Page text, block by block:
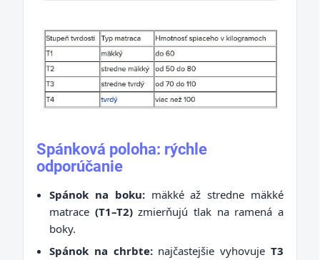
Spánková poloha: rýchle
odporúčanie
Spánok na boku:mäkké až stredne mäkké
matrace (T1–T2)zmierňujú tlak na ramená a
boky.
Spánok na chrbte:najčastejšie vyhovujeT3